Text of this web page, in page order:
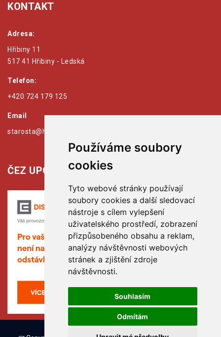
Používáme soubory
cookies
Tyto webové stránky používají
soubory cookies a další sledovací
nástroje s cílem vylepšení
uživatelského prostředí, zobrazení
přizpůsobeného obsahu a reklam,
analýzy návštěvnosti webových
stránek a zjištění zdroje
návštěvnosti.
Souhlasím
Odmítám
KONTAKT
Adresa:
Hřibiny 11
517 41 Hřibiny - Ledská
Telefon:
+420 724 179 125
Email
starosta@hribiny-ledska.cz
ČEZ UPOZORŇUJE: